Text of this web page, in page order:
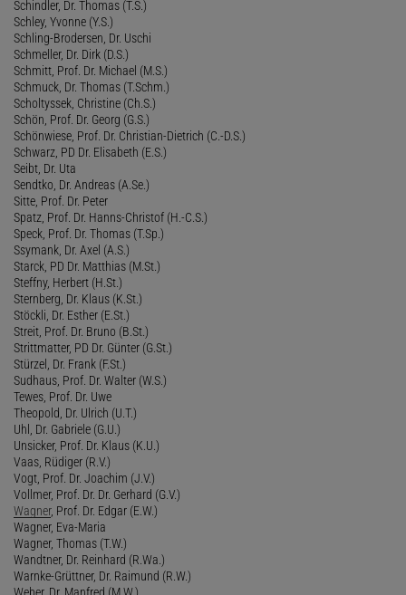
Schindler, Dr. Thomas (T.S.)
Schley, Yvonne (Y.S.)
Schling-Brodersen, Dr. Uschi
Schmeller, Dr. Dirk (D.S.)
Schmitt, Prof. Dr. Michael (M.S.)
Schmuck, Dr. Thomas (T.Schm.)
Scholtyssek, Christine (Ch.S.)
Schön, Prof. Dr. Georg (G.S.)
Schönwiese, Prof. Dr. Christian-Dietrich (C.-D.S.)
Schwarz, PD Dr. Elisabeth (E.S.)
Seibt, Dr. Uta
Sendtko, Dr. Andreas (A.Se.)
Sitte, Prof. Dr. Peter
Spatz, Prof. Dr. Hanns-Christof (H.-C.S.)
Speck, Prof. Dr. Thomas (T.Sp.)
Ssymank, Dr. Axel (A.S.)
Starck, PD Dr. Matthias (M.St.)
Steffny, Herbert (H.St.)
Sternberg, Dr. Klaus (K.St.)
Stöckli, Dr. Esther (E.St.)
Streit, Prof. Dr. Bruno (B.St.)
Strittmatter, PD Dr. Günter (G.St.)
Stürzel, Dr. Frank (F.St.)
Sudhaus, Prof. Dr. Walter (W.S.)
Tewes, Prof. Dr. Uwe
Theopold, Dr. Ulrich (U.T.)
Uhl, Dr. Gabriele (G.U.)
Unsicker, Prof. Dr. Klaus (K.U.)
Vaas, Rüdiger (R.V.)
Vogt, Prof. Dr. Joachim (J.V.)
Vollmer, Prof. Dr. Dr. Gerhard (G.V.)
Wagner, Prof. Dr. Edgar (E.W.)
Wagner, Eva-Maria
Wagner, Thomas (T.W.)
Wandtner, Dr. Reinhard (R.Wa.)
Warnke-Grüttner, Dr. Raimund (R.W.)
Weber, Dr. Manfred (M.W.)